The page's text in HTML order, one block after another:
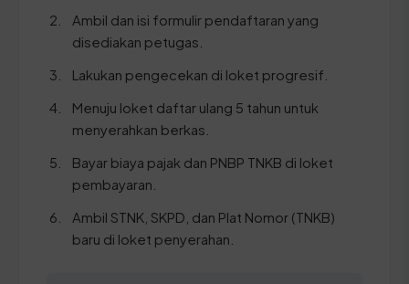
Ambil dan isi formulir pendaftaran yang
disediakan petugas.
Lakukan pengecekan di loket progresif.
Menuju loket daftar ulang 5 tahun untuk
menyerahkan berkas.
Bayar biaya pajak dan PNBP TNKB di loket
pembayaran.
Ambil STNK, SKPD, dan Plat Nomor (TNKB)
baru di loket penyerahan.